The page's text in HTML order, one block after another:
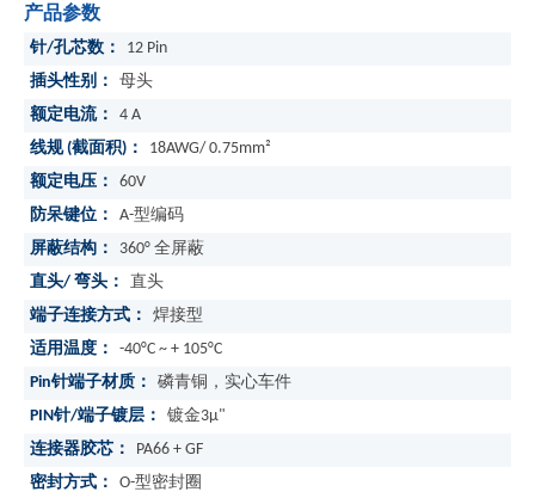
产品参数
针/孔芯数：
12 Pin
插头性别：
母头
额定电流：
4 A
线规 (截面积)：
18AWG/ 0.75mm²
额定电压：
60V
防呆键位：
A-型编码
屏蔽结构：
360° 全屏蔽
直头/ 弯头：
直头
端子连接方式：
焊接型
适用温度：
-40°C ~ + 105°C
Pin针端子材质：
磷青铜，实心车件
PIN针/端子镀层：
镀金3μ"
连接器胶芯：
PA66 + GF
密封方式：
O-型密封圈